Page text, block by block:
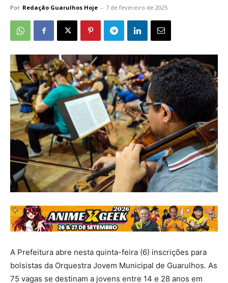
Por Redação Guarulhos Hoje - 7 de fevereiro de 2025
A Prefeitura abre nesta quinta-feira (6) inscrições para
bolsistas da Orquestra Jovem Municipal de Guarulhos. As
75 vagas se destinam a jovens entre 14 e 28 anos em